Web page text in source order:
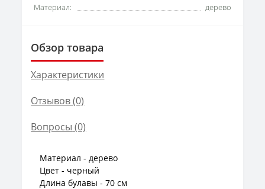
Материал:
дерево
Обзор товара
Характеристики
Отзывов (0)
Вопросы (0)
Материал - дерево
Цвет - черный
Длина булавы - 70 см